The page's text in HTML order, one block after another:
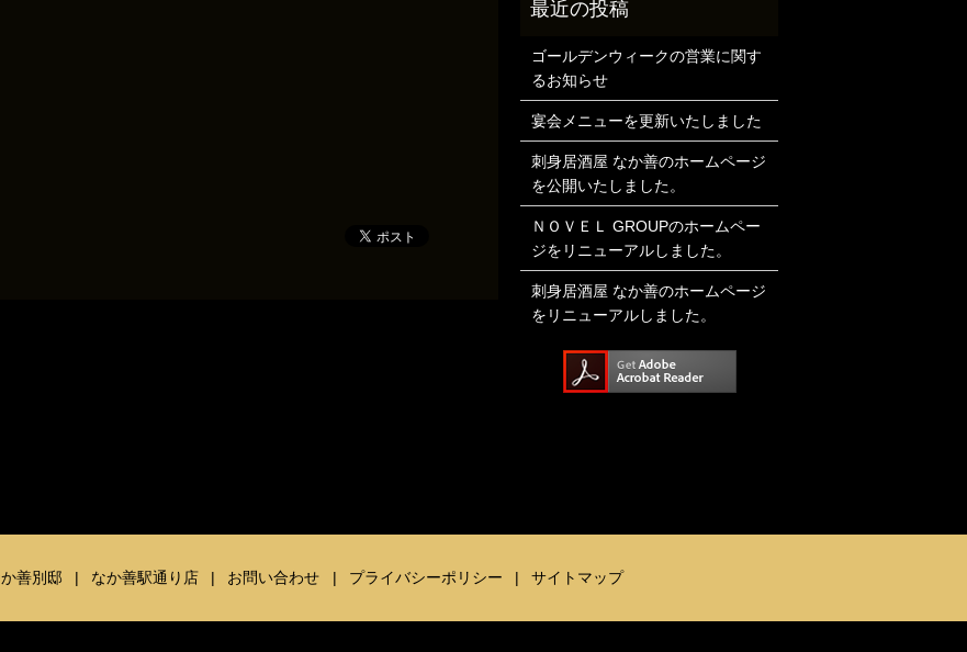
ゴールデンウィークの営業に関す
るお知らせ
宴会メニューを更新いたしました
刺身居酒屋 なか善のホームページ
を公開いたしました。
ＮＯＶＥＬ GROUPのホームペー
ジをリニューアルしました。
刺身居酒屋 なか善のホームページ
をリニューアルしました。
善別邸 なか善駅通り店 お問い合わせ プライバシーポリシー サイトマップ